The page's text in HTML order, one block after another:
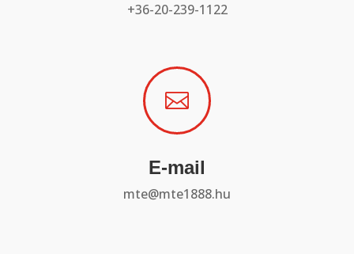
+36-20-239-1122

E-mail
mte@mte1888.hu